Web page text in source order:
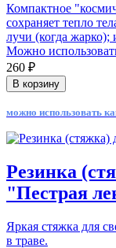
Компактное
сохраняет тепло
лучи (когда
Можно
260 ₽
В корзину
можно использовать
Резинка
"Пестрая
Яркая стяжка для
в траве.